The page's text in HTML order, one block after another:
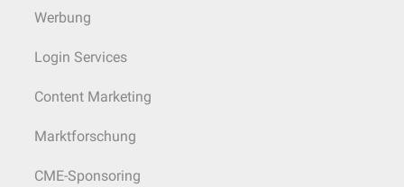
Werbung
Login Services
Content Marketing
Marktforschung
CME-Sponsoring